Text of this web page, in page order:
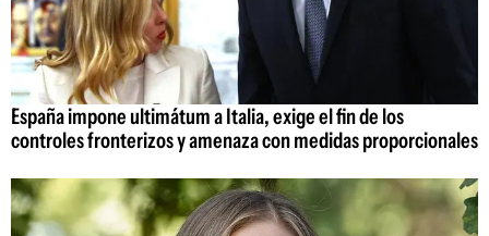
España impone ultimátum a Italia, exige el fin de los
controles fronterizos y amenaza con medidas proporcionales